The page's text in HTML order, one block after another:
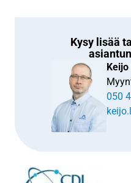
Kysy lisää
050